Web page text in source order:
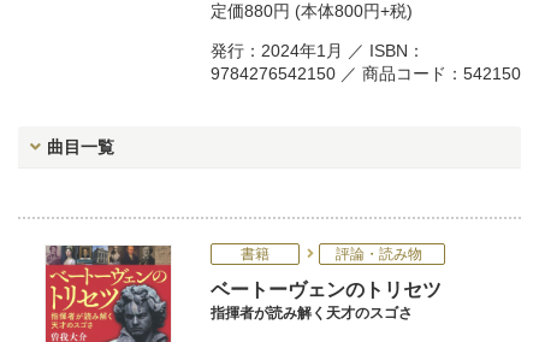
定価880円 (本体800円+税)
発行：2024年1月 ／ ISBN：
9784276542150 ／ 商品コード：542150
曲目一覧
書籍 評論・読み物
ベートーヴェンのトリセツ
指揮者が読み解く天才のスゴさ